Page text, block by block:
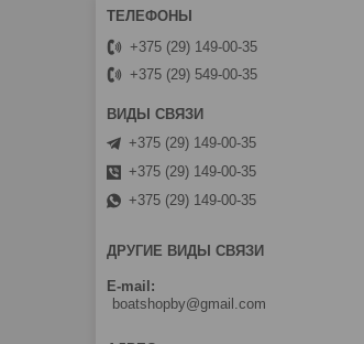
+375 (29) 149-00-35
+375 (29) 549-00-35
+375 (29) 149-00-35
+375 (29) 149-00-35
+375 (29) 149-00-35
ДРУГИЕ ВИДЫ СВЯЗИ
E-mail
boatshopby@gmail.com